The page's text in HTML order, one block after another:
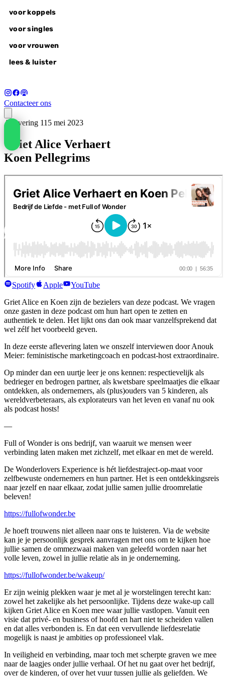
voor koppels
voor singles
voor vrouwen
lees & luister
Contacteer ons
liefdesvragen
wonderlovers @home
wonderlovers experience
wake-up call
voor singles
alle retreats
autumn of awakening, 18-20 sep
lees & luister
full of wonder agenda
blog
podcast
ons verhaal
Contacteer ons
Aflevering 115 mei 2023
Griet Alice Verhaert
Koen Pellegrims
Spotify Apple
YouTube
Griet Alice en Koen zijn de bezielers van deze podcast. We vragen
onze gasten in deze podcast om hun hart open te zetten en
authentiek te delen. Het lijkt ons dan ook maar vanzelfsprekend dat
wel zélf het voorbeeld geven.
In deze eerste aflevering laten we onszelf interviewen door Anouk
Meier: feministische marketingcoach en podcast-host extraordinaire.
Op minder dan een uurtje leer je ons kennen: respectievelijk als
bedrieger en bedrogen partner, als kwetsbare speelmaatjes die elkaar
ontdekken, als ondernemers, als (plus)ouders van 5 kinderen, als
wereldverbeteraars, als explorateurs van het leven en vanaf nu ook
als podcast hosts!
—
Full of Wonder is ons bedrijf, van waaruit we mensen weer
verbinding laten maken met zichzelf, met elkaar en met de wereld.
De Wonderlovers Experience is hét liefdestraject-op-maat voor
zelfbewuste ondernemers en hun partner. Het is een ontdekkingsreis
naar jezelf en naar elkaar, zodat jullie samen jullie droomrelatie
beleven!
https://fullofwonder.be
Je hoeft trouwens niet alleen naar ons te luisteren. Via de website
kan je je persoonlijk gesprek aanvragen met ons om te kijken hoe
jullie samen de ommezwaai maken van geleefd worden naar het
volle leven, zowel in jullie relatie als in je onderneming.
https://fullofwonder.be/wakeup/
Er zijn weinig plekken waar je met al je worstelingen terecht kan:
zowel het zakelijke als het persoonlijke. Tijdens deze wake-up call
kijken Griet Alice en Koen mee waar jullie vastlopen. Vanuit een
visie dat privé- en business of hoofd en hart niet te scheiden vallen
en dat alles verbonden is. En dat een vervullende liefdesrelatie
mogelijk is naast je ambities op professioneel vlak.
In veiligheid en verbinding, maar toch met scherpte graven we mee
naar de laagjes onder jullie verhaal. Of het nu gaat over het bedrijf,
over de kinderen, of over het vuur tussen jullie als geliefden. We